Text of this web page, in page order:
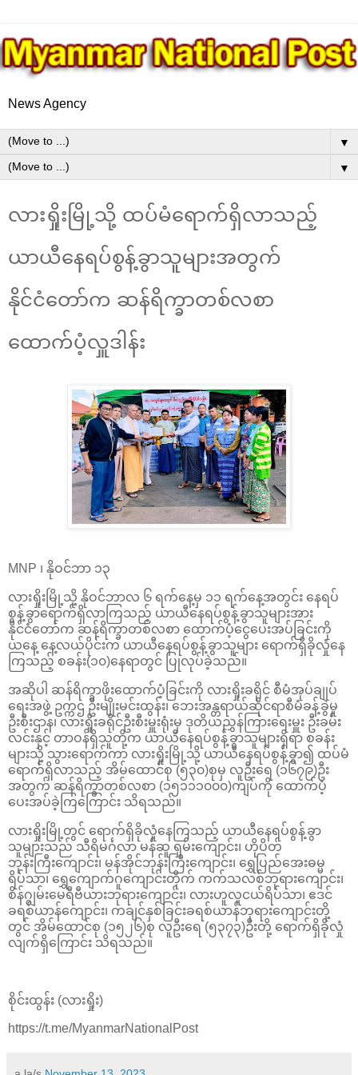
News Agency
▼
▼
လားရှိုးမြို့သို့ ထပ်မံရောက်ရှိလာသည့်
ယာယီနေရပ်စွန့်ခွာသူများအတွက်
နိုင်ငံတော်က ဆန်ရိက္ခာတစ်လစာ
ထောက်ပံ့လှူဒါန်း
MNP ၊ နိုဝင်ဘာ ၁၃
လားရှိုးမြို့သို့ နိုဝင်ဘာလ ၆ ရက်နေ့မှ ၁၁ ရက်နေ့အတွင်း နေရပ်
စွန့်ခွာရောက်ရှိလာကြသည့် ယာယီနေရပ်စွန့်ခွာသူများအား
နိုင်ငံတော်က ဆန်ရိက္ခာတစ်လစာ ထောက်ပံ့ငွေပေးအပ်ခြင်းကို
ယနေ့ နေ့လယ်ပိုင်းက ယာယီနေရပ်စွန့်ခွာသူများ ရောက်ရှိခိုလှုံနေ
ကြသည့် စခန်း(၁၀)နေရာတွင် ပြုလုပ်ခဲ့သည်။
အဆိုပါ ဆန်ရိက္ခာဖိုးထောက်ပံ့ခြင်းကို လားရှိုးခရိုင် စီမံအုပ်ချုပ်
ရေးအဖွဲ့ ဥက္ကဌ ဦးမျိုးမင်းထွန်း၊ ဘေးအန္တရာယ်ဆိုင်ရာစီမံခန့်ခွဲမှု
ဦးစီးဌာန၊ လားရှိုးခရိုင်ဦးစီးမှူးရုံးမှ ဒုတိယညွှန်ကြားရေးမှူး ဦးခမ်း
လင်းနှင့် တာဝန်ရှိသူတို့က ယာယီနေရပ်စွန့်ခွာသူများရှိရာ စခန်း
များသို့ သွားရောက်ကာ လားရှိုးမြို့သို့ ယာယီနေရပ်စွန့်ခွာ၍ ထပ်မံ
ရောက်ရှိလာသည့် အိမ်ထောင်စု (၅၃၀)စုမှ လူဦးရေ (၁၆၇၉)ဦး
အတွက် ဆန်ရိက္ခာတစ်လစာ (၁၅၁၁၁၀၀၀)ကျပ်ကို ထောက်ပံ့
ပေးအပ်ခဲ့ကြကြောင်း သိရသည်။
လားရှိုးမြို့တွင် ရောက်ရှိခိုလှုံနေကြသည့် ယာယီနေရပ်စွန့်ခွာ
သူများသည် သီရိမင်္ဂလာ မန်ဆူ ရှမ်းကျောင်း၊ ဟိုပိတ်
ဘုန်းကြီးကျောင်း၊ မန်အိုင်ဘုန်းကြီးကျောင်း၊ ရွှေပြည်အေးဓမ္မ
ရိပ်သာ၊ ရွှေကျောက်ဂူကျောင်းတိုက် ကက်သလစ်ဘုရားကျောင်း၊
စိန်ဂျွမ်းမေရီဗီယားဘုရားကျောင်း၊ လားဟူလူငယ်ရိပ်သာ၊ ဧဒင်
ခရစ်ယာန်ကျောင်း၊ ကချင်နှစ်ခြင်းခရစ်ယာန်ဘုရားကျောင်းတို့
တွင် အိမ်ထောင်စု (၁၅၂၆)စု လူဦးရေ (၅၃၇၃)ဦးတို့ ရောက်ရှိခိုလှုံ
လျက်ရှိကြောင်း သိရသည်။
စိုင်းထွန်း (လားရှိုး)
https://t.me/MyanmarNationalPost